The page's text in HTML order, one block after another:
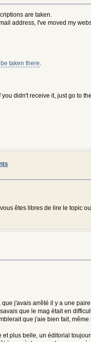
are taken.
address, I've moved my
taken there.
didn't receive it, just go to
êtes libres de lire le topic
j'avais arrêté il y a une
que le mag était en
que j'aie bien fait,
plus belle, un éditorial